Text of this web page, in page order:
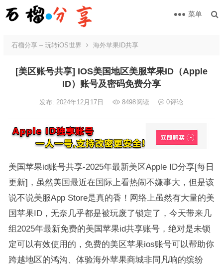
菜单
石榴分享 – 玩转iOS世界 海外苹果ID共享
[美区账号共享] IOS美国地区美服苹果ID（Apple
ID）账号及密码免费分享
发布: 2024年12月17日 8498阅读 0评论
美国苹果id账号共享-2025年最新美区Apple ID分享[每日
更新]，虽然美国最近在国际上看热闹不嫌事大，但是该
说不说美服App Store是真的香！网络上虽然有大量的美
国苹果ID，无奈几乎都是被玩废了锁定了，今天带来几
组2025年最新免费的美国苹果id共享账号，绝对是未锁
定可以有效使用的，免费的美区苹果ios账号可以帮助你
跨越地区的鸿沟、体验海外苹果商城非同凡响的缤纷